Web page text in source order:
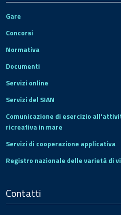
Gare
Concorsi
Normativa
Documenti
Servizi online
Servizi del SIAN
Comunicazione di esercizio
ricreativa in mare
Servizi di cooperazione applicativa
Registro nazionale delle varietà di
Contatti